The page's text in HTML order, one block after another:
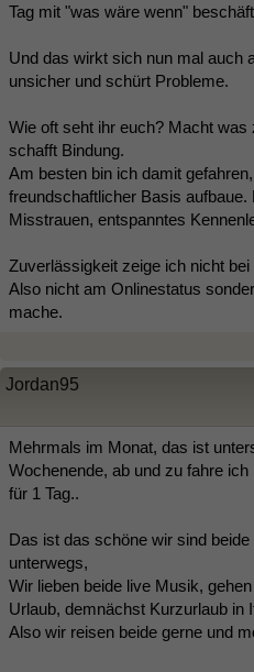
Tag mit "was wäre wenn"
Und das wirkt sich nun mal auch
unsicher und schürt Probleme.
Wie oft seht ihr euch? Macht
schafft Bindung.
Am besten bin ich damit
freundschaftlicher Basis
Misstrauen, entspanntes
Zuverlässigkeit zeige ich nicht
Also nicht am Onlinestatus
mache.
Jordan95
Mehrmals im Monat, das ist
Wochenende, ab und zu fahre
für 1 Tag..
Das ist das schöne wir sind
unterwegs,
Wir lieben beide live Musik,
Urlaub, demnächst Kurzurlaub in
Also wir reisen beide gerne und